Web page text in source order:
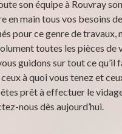
son équipe à Rouvray
en main tous vos besoins de
pour ce genre de travaux,
toutes les pièces de
guidons sur tout ce qu’il
à quoi vous tenez et
prêt à effectuer le
nous dès aujourd’hui.